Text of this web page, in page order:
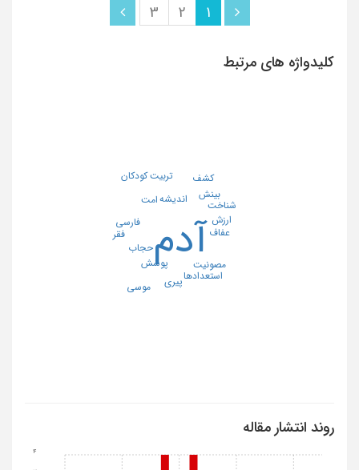
1
2
3
کلیدواژه های مرتبط
آدم
اندیشه
پوشش
حجاب
عفاف
مصونیت
ارزش
استعدادها
امت
بینش
پیری
تربیت کودکان
شناخت
فارسی
فقر
موسی
کشف
روند انتشار مقاله
4